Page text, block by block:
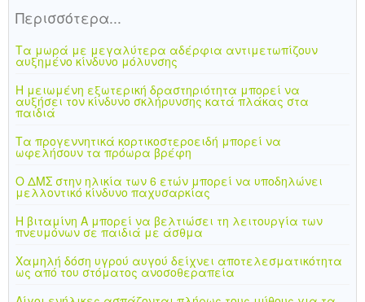
Περισσότερα...
Τα μωρά με μεγαλύτερα αδέρφια αντιμετωπίζουν
αυξημένο κίνδυνο μόλυνσης
Η μειωμένη εξωτερική δραστηριότητα μπορεί να
αυξήσει τον κίνδυνο σκλήρυνσης κατά πλάκας στα
παιδιά
Τα προγεννητικά κορτικοστεροειδή μπορεί να
ωφελήσουν τα πρόωρα βρέφη
Ο ΔΜΣ στην ηλικία των 6 ετών μπορεί να υποδηλώνει
μελλοντικό κίνδυνο παχυσαρκίας
Η βιταμίνη Α μπορεί να βελτιώσει τη λειτουργία των
πνευμόνων σε παιδιά με άσθμα
Χαμηλή δόση υγρού αυγού δείχνει αποτελεσματικότητα
ως από του στόματος ανοσοθεραπεία
Ανακοινώσεις
Εργαλεία για Παιδιάτρους
Χρήσιμα Links
Επεξεργασία Προφίλ